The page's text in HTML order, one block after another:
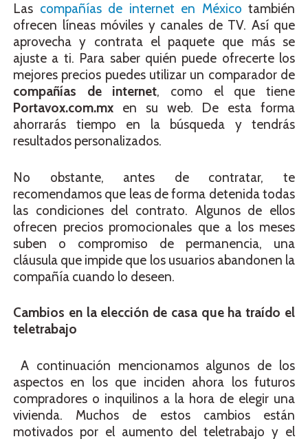
Las compañías de internet en México también
ofrecen líneas móviles y canales de TV. Así que
aprovecha y contrata el paquete que más se
ajuste a ti. Para saber quién puede ofrecerte los
mejores precios puedes utilizar un comparador de
compañías de internet, como el que tiene
Portavox.com.mx en su web. De esta forma
ahorrarás tiempo en la búsqueda y tendrás
resultados personalizados.
No obstante, antes de contratar, te
recomendamos que leas de forma detenida todas
las condiciones del contrato. Algunos de ellos
ofrecen precios promocionales que a los meses
suben o compromiso de permanencia, una
cláusula que impide que los usuarios abandonen la
compañía cuando lo deseen.
Cambios en la elección de casa que ha traído el
teletrabajo
A continuación mencionamos algunos de los
aspectos en los que inciden ahora los futuros
compradores o inquilinos a la hora de elegir una
vivienda. Muchos de estos cambios están
motivados por el aumento del teletrabajo y el